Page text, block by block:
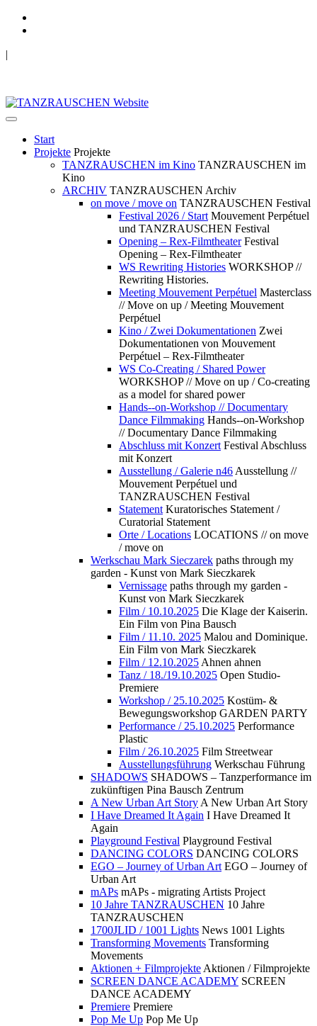
|
Start
Projekte Projekte
TANZRAUSCHEN im Kino TANZRAUSCHEN im
Kino
ARCHIV TANZRAUSCHEN Archiv
on move / move on TANZRAUSCHEN Festival
Festival 2026 / Start Mouvement Perpétuel
und TANZRAUSCHEN Festival
Opening – Rex-Filmtheater Festival
Opening – Rex-Filmtheater
WS Rewriting Histories WORKSHOP //
Rewriting Histories.
Meeting Mouvement Perpétuel Masterclass
// Move on up / Meeting Mouvement
Perpétuel
Kino / Zwei Dokumentationen Zwei
Dokumentationen von Mouvement
Perpétuel – Rex-Filmtheater
WS Co-Creating / Shared Power
WORKSHOP // Move on up / Co-creating
as a model for shared power
Hands--on-Workshop // Documentary
Dance Filmmaking Hands--on-Workshop
// Documentary Dance Filmmaking
Abschluss mit Konzert Festival Abschluss
mit Konzert
Ausstellung / Galerie n46 Ausstellung //
Mouvement Perpétuel und
TANZRAUSCHEN Festival
Statement Kuratorisches Statement /
Curatorial Statement
Orte / Locations LOCATIONS // on move
/ move on
Werkschau Mark Sieczarek paths through my
garden - Kunst von Mark Sieczkarek
Vernissage paths through my garden -
Kunst von Mark Sieczkarek
Film / 10.10.2025 Die Klage der Kaiserin.
Ein Film von Pina Bausch
Film / 11.10. 2025 Malou and Dominique.
Ein Film von Mark Sieczkarek
Film / 12.10.2025 Ahnen ahnen
Tanz / 18./19.10.2025 Open Studio-
Premiere
Workshop / 25.10.2025 Kostüm- &
Bewegungsworkshop GARDEN PARTY
Performance / 25.10.2025 Performance
Plastic
Film / 26.10.2025 Film Streetwear
Ausstellungsführung Werkschau Führung
SHADOWS SHADOWS – Tanzperformance im
zukünftigen Pina Bausch Zentrum
A New Urban Art Story A New Urban Art Story
I Have Dreamed It Again I Have Dreamed It
Again
Playground Festival Playground Festival
DANCING COLORS DANCING COLORS
EGO – Journey of Urban Art EGO – Journey of
Urban Art
mAPs mAPs - migrating Artists Project
10 Jahre TANZRAUSCHEN 10 Jahre
TANZRAUSCHEN
1700JLID / 1001 Lights News 1001 Lights
Transforming Movements Transforming
Movements
Aktionen + Filmprojekte Aktionen / Filmprojekte
SCREEN DANCE ACADEMY SCREEN
DANCE ACADEMY
Premiere Premiere
Pop Me Up Pop Me Up